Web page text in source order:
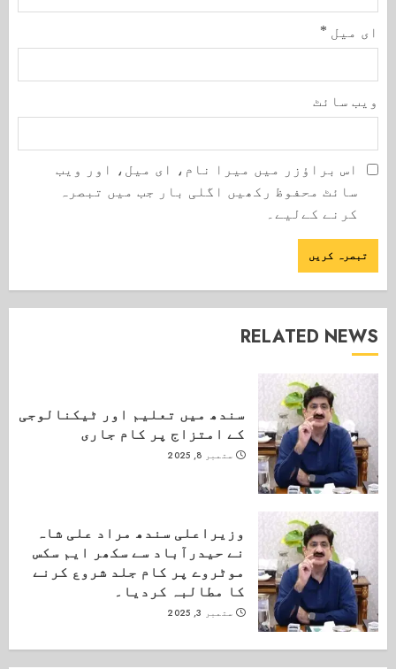
ای میل*
ویب‌ سائٹ
اس براؤزر میں میرا نام، ای میل، اور ویب
سائٹ محفوظ رکھیں اگلی بار جب میں تبصرہ
کرنے کےلیے۔
RELATED NEWS
سندھ میں تعلیم اور ٹیکنالوجی
کے امتزاج پر کام جاری
ستمبر 8, 2025
وزیراعلی سندھ مراد علی شاہ
نے حیدرآباد سے سکھر ایم سکس
موٹروے پر کام جلد شروع کرنے
کا مطالبہ کردیا۔
ستمبر 3, 2025